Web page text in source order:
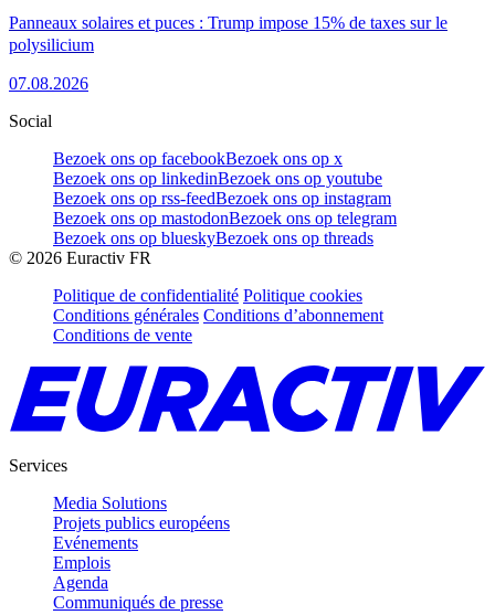
Panneaux solaires et puces : Trump impose 15% de taxes sur le
polysilicium
07.08.2026
Social
Bezoek ons op facebookBezoek ons op x
Bezoek ons op linkedinBezoek ons op youtube
Bezoek ons op rss-feedBezoek ons op instagram
Bezoek ons op mastodonBezoek ons op telegram
Bezoek ons op blueskyBezoek ons op threads
© 2026 Euractiv FR
Politique de confidentialité Politique cookies
Conditions générales Conditions d’abonnement
Conditions de vente
Services
Media Solutions
Projets publics européens
Evénements
Emplois
Agenda
Communiqués de presse